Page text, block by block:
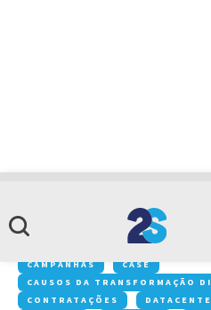
nist
ACONTECE NA 2S
CAMPANHAS
CASE
CAUSOS DA TRANSFORMAÇÃO
CONTRATAÇÕES